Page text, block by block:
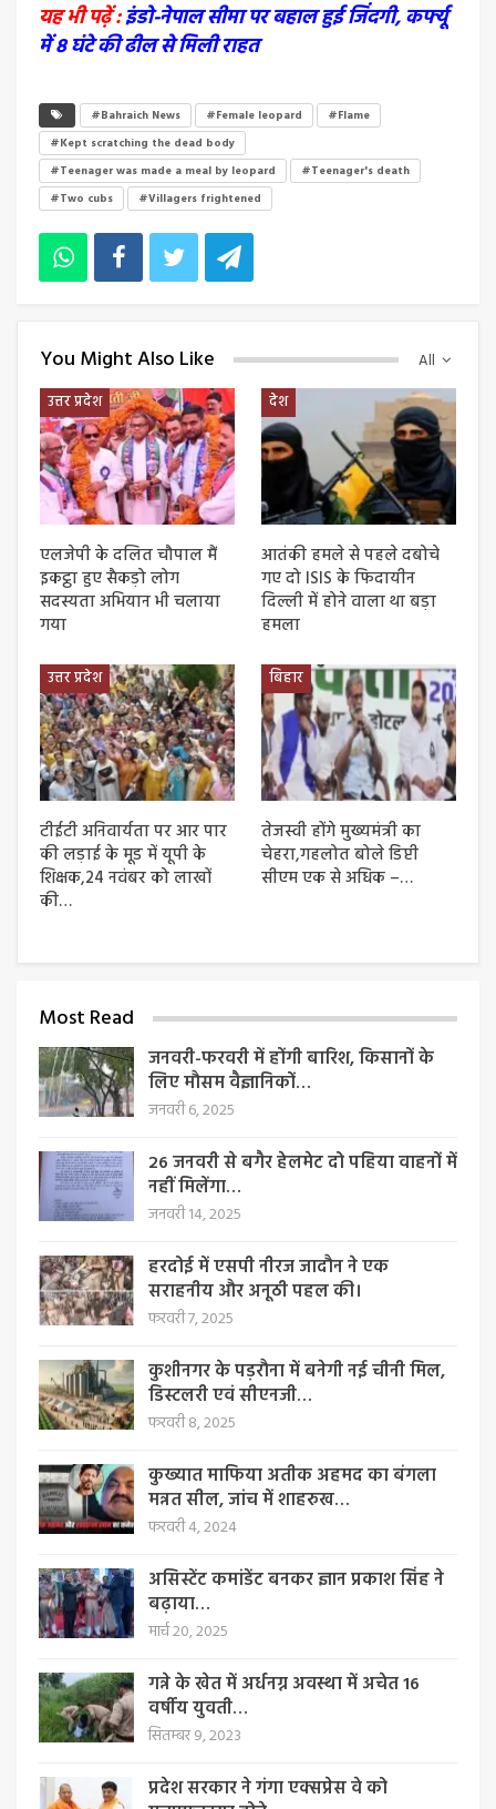
यह भी पढ़ें :इंडो-नेपाल सीमा पर बहाल हुई जिंदगी, कर्फ्यू
में 8 घंटे की ढील से मिली राहत
#Bahraich News #Female leopard
#Flame
#Kept scratching the dead body
#Teenager was made a meal by leopard
#Teenager's death
#Two cubs
#Villagers frightened
All
You Might Also Like
उत्तर प्रदेश
एलजेपी के दलित चौपाल मैं
इकट्ठा हुए सैकड़ो लोग
सदस्यता अभियान भी चलाया
गया
देश
आतंकी हमले से पहले दबोचे
गए दो ISIS के फिदायीन
दिल्ली में होने वाला था बड़ा
हमला
उत्तर प्रदेश
टीईटी अनिवार्यता पर आर पार
की लड़ाई के मूड में यूपी के
शिक्षक,24 नवंबर को लाखों
की…
बिहार
तेजस्वी होंगे मुख्यमंत्री का
चेहरा,गहलोत बोले डिप्टी
सीएम एक से अधिक –…
Most Read
जनवरी-फरवरी में होंगी बारिश, किसानों के
लिए मौसम वैज्ञानिकों…
जनवरी 6, 2025
26 जनवरी से बगैर हेलमेट दो पहिया वाहनों में
नहीं मिलेंगा…
जनवरी 14, 2025
हरदोई में एसपी नीरज जादौन ने एक
सराहनीय और अनूठी पहल की।
फरवरी 7, 2025
कुशीनगर के पड़रौना में बनेगी नई चीनी मिल,
डिस्टलरी एवं सीएनजी…
फरवरी 8, 2025
कुख्यात माफिया अतीक अहमद का बंगला
मन्नत सील, जांच में शाहरुख…
फरवरी 4, 2024
असिस्टेंट कमांडेंट बनकर ज्ञान प्रकाश सिंह ने
बढ़ाया…
मार्च 20, 2025
गन्ने के खेत में अर्धनग्न अवस्था में अचेत 16
वर्षीय युवती…
सितम्बर 9, 2023
प्रदेश सरकार ने गंगा एक्सप्रेस वे को